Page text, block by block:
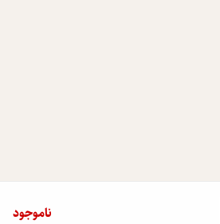
ناموجود